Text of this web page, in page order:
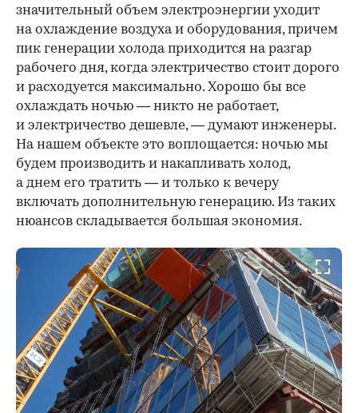
значительный объем электроэнергии уходит
на охлаждение воздуха и оборудования, причем
пик генерации холода приходится на разгар
рабочего дня, когда электричество стоит дорого
и расходуется максимально. Хорошо бы все
охлаждать ночью — никто не работает,
и электричество дешевле, — думают инженеры.
На нашем объекте это воплощается: ночью мы
будем производить и накапливать холод,
а днем его тратить — и только к вечеру
включать дополнительную генерацию. Из таких
нюансов складывается большая экономия.